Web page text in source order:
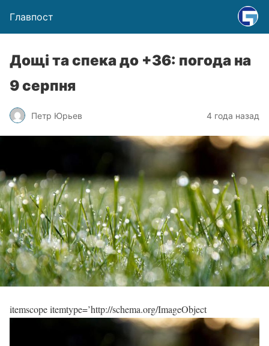
Главпост
Дощі та спека до +36: погода на
9 серпня
Петр Юрьев 4 года назад
itemscope itemtype=’http://schema.org/ImageObject